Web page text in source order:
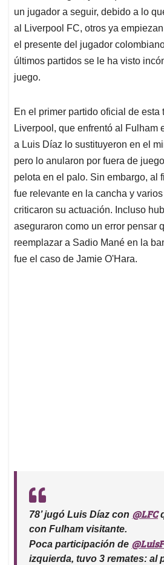
p
p
o
k
I
n
s
un jugador a seguir, debido a lo
al Liverpool FC, otros ya
el presente del jugador
últimos partidos se le ha visto
juego.
En el primer partido oficial de esta
Liverpool, que enfrentó al Fulham
a Luis Díaz lo sustituyeron en el
pero lo anularon por fuera de
pelota en el palo. Sin embargo, al
fue relevante en la cancha y
criticaron su actuación. Incluso
aseguraron como un error pensar
reemplazar a Sadio Mané en la
fue el caso de Jamie O'Hara.
78’ jugó Luis Díaz con @LFC
con Fulham visitante.
Poca participación de
izquierda, tuvo 3 remates: al